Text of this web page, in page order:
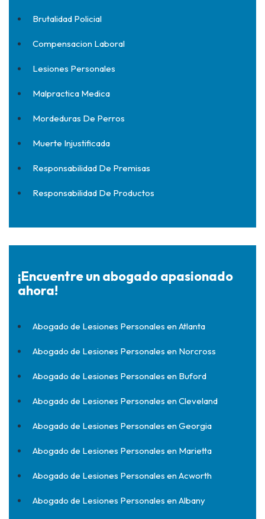
Brutalidad Policial
Compensacion Laboral
Lesiones Personales
Malpractica Medica
Mordeduras De Perros
Muerte Injustificada
Responsabilidad De Premisas
Responsabilidad De Productos
¡Encuentre un abogado apasionado
ahora!
Abogado de Lesiones Personales en Atlanta
Abogado de Lesiones Personales en Norcross
Abogado de Lesiones Personales en Buford
Abogado de Lesiones Personales en Cleveland
Abogado de Lesiones Personales en Georgia
Abogado de Lesiones Personales en Marietta
Abogado de Lesiones Personales en Acworth
Abogado de Lesiones Personales en Albany